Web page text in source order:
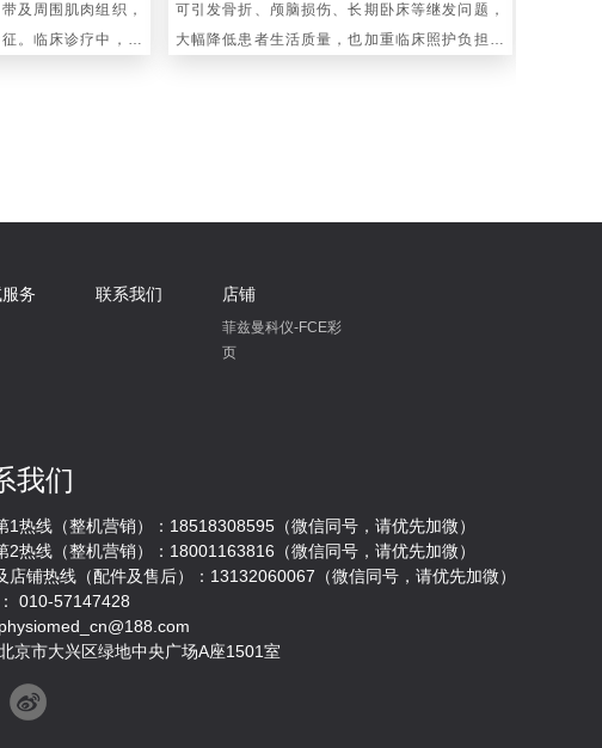
及周围肌肉组织，
。临床诊疗中，脊
可引发骨折、颅脑损伤、长期卧床等继发问题，
大幅降低患者生活质量，也加重临床照护负担。
务 联系我们 店铺
菲兹曼科仪-FCE彩
页
我们
1热线（整机营销）：18518308595（微信同号，请优先加微）
2热线（整机营销）：18001163816（微信同号，请优先加微）
店铺热线（配件及售后）：13132060067（微信同号，请优先加微）
010-57147428
京市大兴区绿地中央广场A座1501室